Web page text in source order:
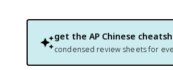
get the AP Chinese
condensed review sheets for